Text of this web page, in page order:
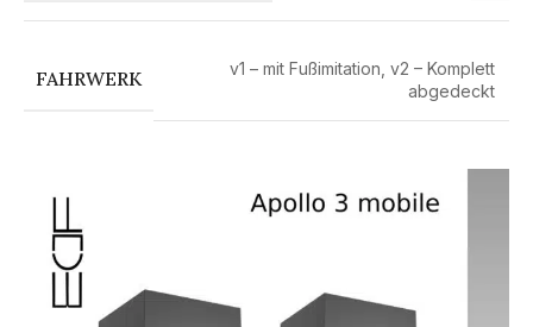
FAHRWERK v1 – mit Fußimitation v2 – Komplett
abgedeckt